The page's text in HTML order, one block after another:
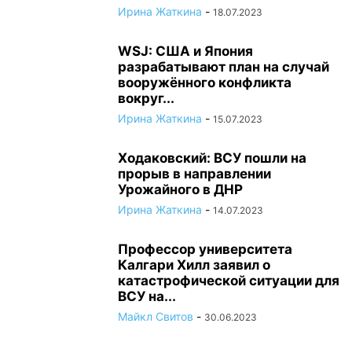
Ирина Жаткина - 18.07.2023
WSJ: США и Япония
разрабатывают план на случай
вооружённого конфликта
вокруг...
Ирина Жаткина - 15.07.2023
Ходаковский: ВСУ пошли на
прорыв в направлении
Урожайного в ДНР
Ирина Жаткина - 14.07.2023
Профессор университета
Калгари Хилл заявил о
катастрофической ситуации для
ВСУ на...
Майкл Свитов - 30.06.2023